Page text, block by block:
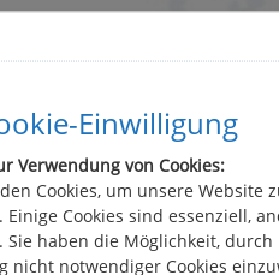
Einwilligung
Verwendung von Cookies:
Cookies, um unsere Website
Einige Cookies sind essenziell,
Sie haben die Möglichkeit, durch
nicht notwendiger Cookies
Hinweise zur
erkunden und erhalten
planen Sie Ihre Traumroute
interaktiven Karte, die Ihnen
vereinfacht. Bei der
Google Maps Cookies
Daten in die